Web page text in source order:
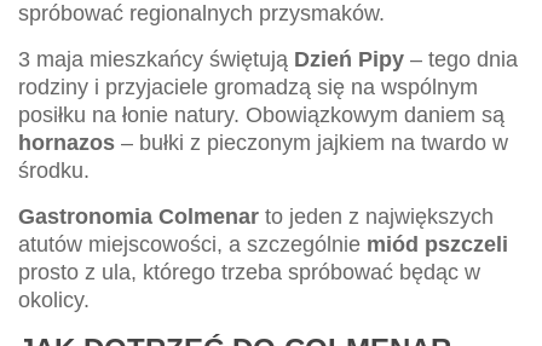
spróbować regionalnych przysmaków.
3 maja mieszkańcy świętują Dzień Pipy – tego dnia
rodziny i przyjaciele gromadzą się na wspólnym
posiłku na łonie natury. Obowiązkowym daniem są
hornazos – bułki z pieczonym jajkiem na twardo w
środku.
Gastronomia Colmenar to jeden z największych
atutów miejscowości, a szczególnie miód pszczeli
prosto z ula, którego trzeba spróbować będąc w
okolicy.